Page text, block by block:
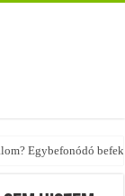
Egybefonódó